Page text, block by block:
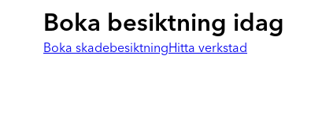
Boka besiktning idag
Boka skadebesiktningHitta verkstad